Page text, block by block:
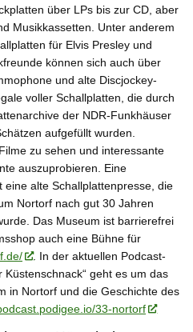
über LPs bis zur CD, aber
Musikkassetten. Unter anderem
für Elvis Presley und
können sich auch über
und alte Discjockey-
voller Schallplatten, die durch
der NDR-Funkhäuser
aufgefüllt wurden.
zu sehen und interessante
auszuprobieren. Eine
eine alte Schallplattenpresse, die
Nortorf nach gut 30 Jahren
Das Museum ist barrierefrei
auch eine Bühne für
. In der aktuellen Podcast-
Küstenschnack“ geht es um das
in Nortorf und die Geschichte des
33-nortorf